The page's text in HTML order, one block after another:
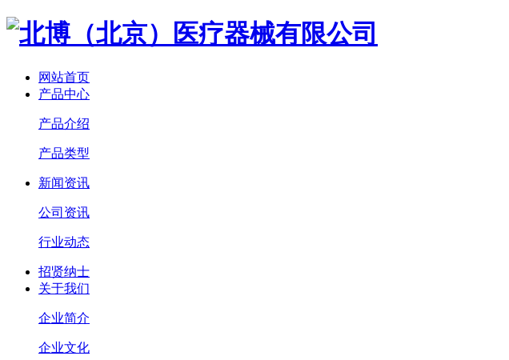
网站首页
产品中心
产品介绍
产品类型
新闻资讯
公司资讯
行业动态
招贤纳士
关于我们
企业简介
企业文化